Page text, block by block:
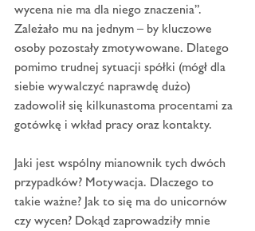
wycena nie ma dla niego znaczenia”.
Zależało mu na jednym – by kluczowe
osoby pozostały zmotywowane. Dlatego
pomimo trudnej sytuacji spółki (mógł dla
siebie wywalczyć naprawdę dużo)
zadowolił się kilkunastoma procentami za
gotówkę i wkład pracy oraz kontakty.
Jaki jest wspólny mianownik tych dwóch
przypadków? Motywacja. Dlaczego to
takie ważne? Jak to się ma do unicornów
czy wycen? Dokąd zaprowadziły mnie